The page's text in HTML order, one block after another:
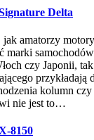
Delta
jak amatorzy
marki
czy Japonii,
przykładają
kolumn
nie jest to…
8150